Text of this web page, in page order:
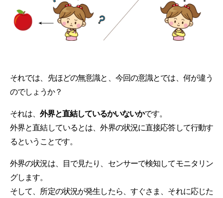
それでは、先ほどの無意識と、今回の意識とでは、何が違う
のでしょうか？
それは、 外界と直結しているかいないかです。
外界と直結しているとは、外界の状況に直接応答して行動す
るということです。
外界の状況は、目で見たり、センサーで検知してモニタリン
グします。
そして、所定の状況が発生したら、すぐさま、それに応じた